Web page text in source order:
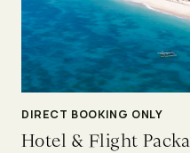
DIRECT BOOKING ONLY
Hotel & Flight